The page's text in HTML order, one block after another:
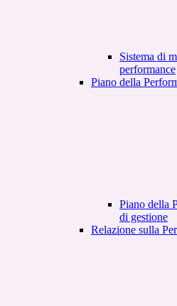
Sistema di
performance
Piano della
Piano della
di gestione
Relazione sulla